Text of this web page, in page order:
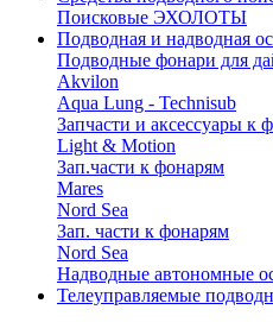
Поисковые ЭХОЛОТЫ
Подводная и надводная
Подводные фонари для
Akvilon
Aqua Lung - Technisub
Запчасти и аксессуары к
Light & Motion
Зап.части к фонарям
Mares
Nord Sea
Зап. части к фонарям
Nord Sea
Надводные автономные
Телеуправляемые